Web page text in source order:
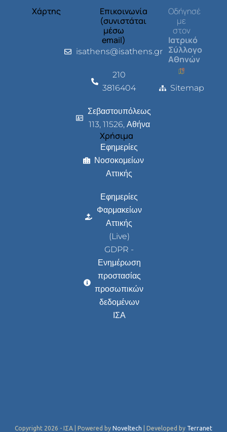
Χάρτης
Επικοινωνία
(συνιστάται
μέσω
email)
isathens@isathens.gr
210
3816404
Σεβαστουπόλεως
113, 11526, Αθήνα
Χρήσιμα
Εφημερίες
Νοσοκομείων
Αττικής
Εφημερίες
Φαρμακείων
Αττικής
(Live)
GDPR -
Ενημέρωση
προστασίας
προσωπικών
δεδομένων
ΙΣΑ
Οδήγησέ
με
στον
Ιατρικό
Σύλλογο
Αθηνών
Sitemap
Copyright 2026 - ΙΣΑ | Powered by Noveltech | Developed by Terranet